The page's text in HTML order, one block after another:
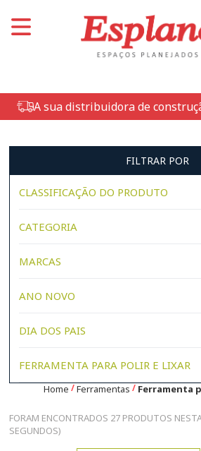
A sua distribuidora de
FILTRAR POR
CLASSIFICAÇÃO DO PRODUTO
CATEGORIA
MARCAS
ANO NOVO
DIA DOS PAIS
FERRAMENTA PARA POLIR E LIXAR
Home Ferramentas Ferramenta
FORAM ENCONTRADOS 27 PRODUTOS
SEGUNDOS)